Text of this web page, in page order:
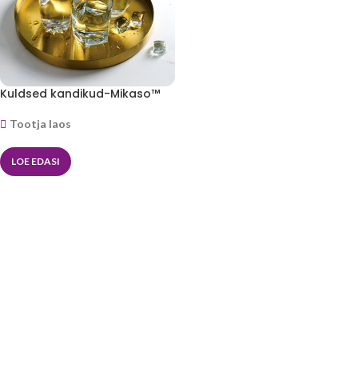
Kuldsed kandikud-Mikaso™
Tootja laos
LOE EDASI